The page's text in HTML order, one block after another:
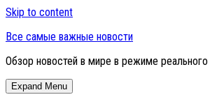
Skip to content
Все самые важные новости
Обзор новостей в мире в режиме
Expand Menu